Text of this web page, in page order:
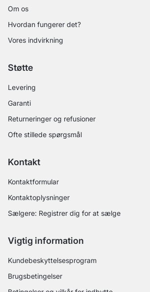
Om os
Hvordan fungerer det?
Vores indvirkning
Støtte
Levering
Garanti
Returneringer og refusioner
Ofte stillede spørgsmål
Kontakt
Kontaktformular
Kontaktoplysninger
Sælgere: Registrer dig for at sælge
Vigtig information
Kundebeskyttelsesprogram
Brugsbetingelser